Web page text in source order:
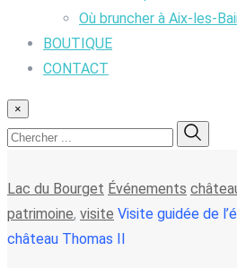
Où bruncher à Aix-les-
BOUTIQUE
CONTACT
×
Lac du Bourget Événements
patrimoine, visite Visite guidée de
château Thomas II